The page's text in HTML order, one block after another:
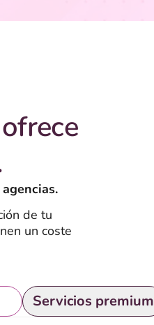
de tu
un coste
Servicios premium